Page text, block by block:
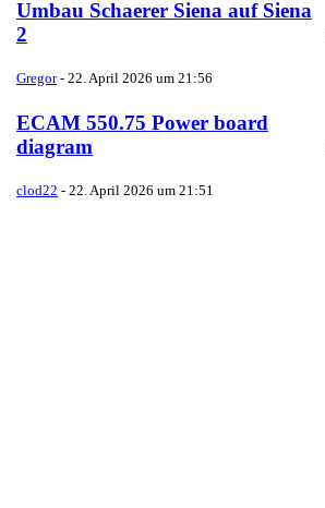
Umbau Schaerer Siena auf Siena
2
Gregor- 22. April 2026 um 21:56
ECAM 550.75 Power board
diagram
clod22 - 22. April 2026 um 21:51